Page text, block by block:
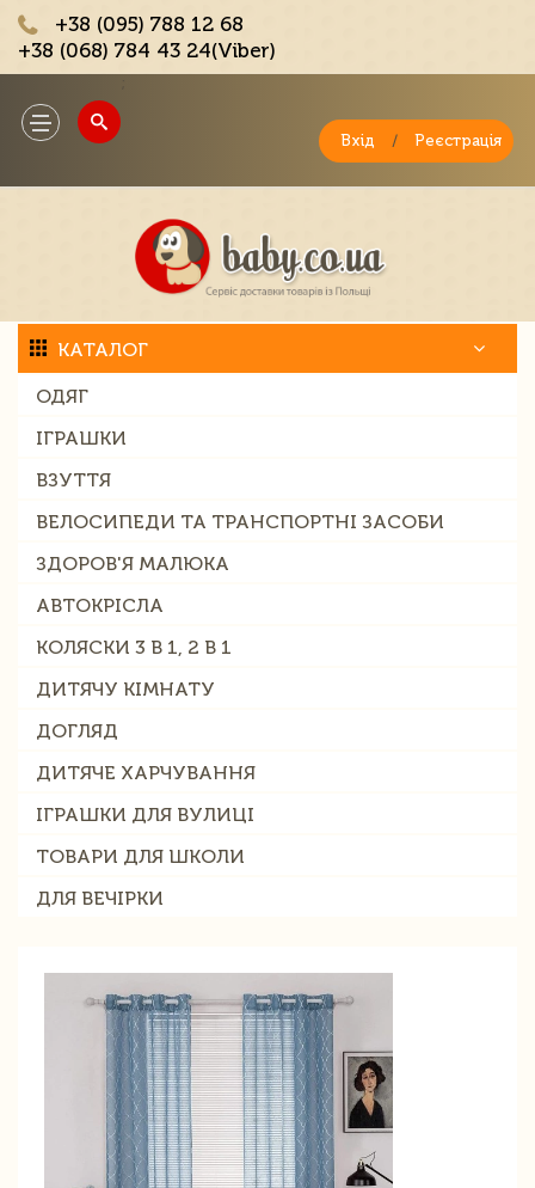
+38 (095) 788 12 68
+38 (068) 784 43 24(Viber)
Toggle
navigation
Вхід / Реєстрація
КАТАЛОГ
ОДЯГ
ІГРАШКИ
ВЗУТТЯ
ВЕЛОСИПЕДИ ТА ТРАНСПОРТНІ ЗАСОБИ
ЗДОРОВ'Я МАЛЮКА
АВТОКРІСЛА
КОЛЯСКИ 3 В 1, 2 В 1
ДИТЯЧУ КІМНАТУ
ДОГЛЯД
ДИТЯЧЕ ХАРЧУВАННЯ
ІГРАШКИ ДЛЯ ВУЛИЦІ
ТОВАРИ ДЛЯ ШКОЛИ
ДЛЯ ВЕЧІРКИ